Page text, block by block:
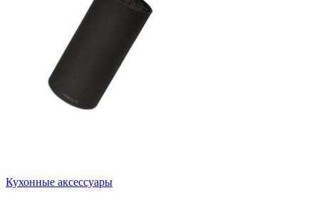
Кухонные аксессуары